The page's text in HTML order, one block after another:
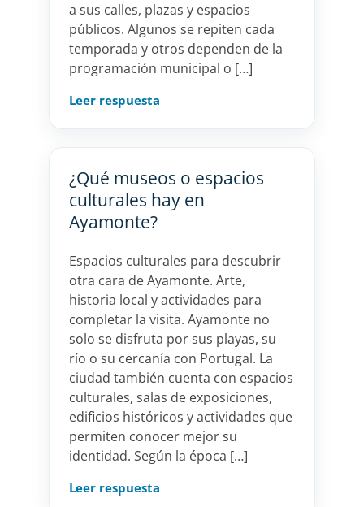
a sus calles, plazas y espacios
públicos. Algunos se repiten cada
temporada y otros dependen de la
programación municipal o […]
Leer respuesta
¿Qué museos o espacios
culturales hay en
Ayamonte?
Espacios culturales para descubrir
otra cara de Ayamonte. Arte,
historia local y actividades para
completar la visita. Ayamonte no
solo se disfruta por sus playas, su
río o su cercanía con Portugal. La
ciudad también cuenta con espacios
culturales, salas de exposiciones,
edificios históricos y actividades que
permiten conocer mejor su
identidad. Según la época […]
Leer respuesta